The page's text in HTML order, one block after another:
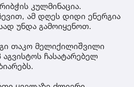
კულმინაცია.
ამ დღეს დიდი ენერგია
უნდა გამოიყენოთ.
თაკო მელიქილიშვილი
ჩასატარებელ